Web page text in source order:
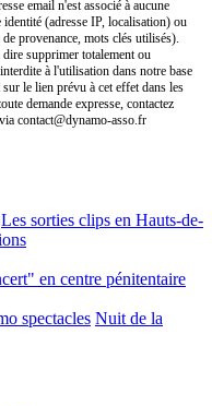
email n'est associé à aucune
(adresse IP, localisation) ou
provenance, mots clés utilisés).
supprimer totalement ou
à l'utilisation dans notre base
le lien prévu à cet effet dans les
demande expresse, contactez
contact@dynamo-asso.fr
Les sorties clips en Hauts-de-
en centre pénitentaire
spectacles Nuit de la